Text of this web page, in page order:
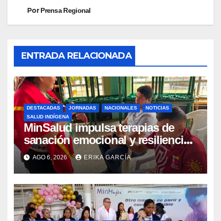
PorPrensa Regional
ENTRADA RELACIONADA
DESTACADAS JORNADAS NACIONALES
NOTICIAS
SALUD INDÍGENA
MinSalud impulsa terapias de
sanación emocional y resiliencia
post-sismo junto a comunidades
indígenas en Caracas
AGO 6, 2026 ERIKA GARCÍA